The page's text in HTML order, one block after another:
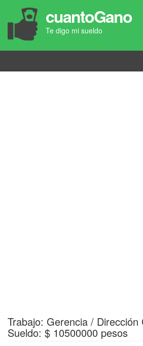
cuantoGano
Te digo mi sueldo
Trabajo: Gerencia / Dirección
Sueldo: $ 10500000 pesos